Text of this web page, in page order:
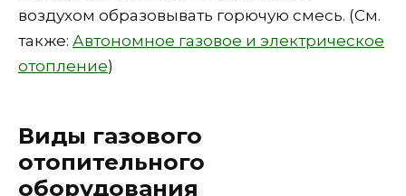
воздухом образовывать горючую смесь. (См.
также: Автономное газовое и электрическое
отопление)
Виды газового
отопительного
оборудования